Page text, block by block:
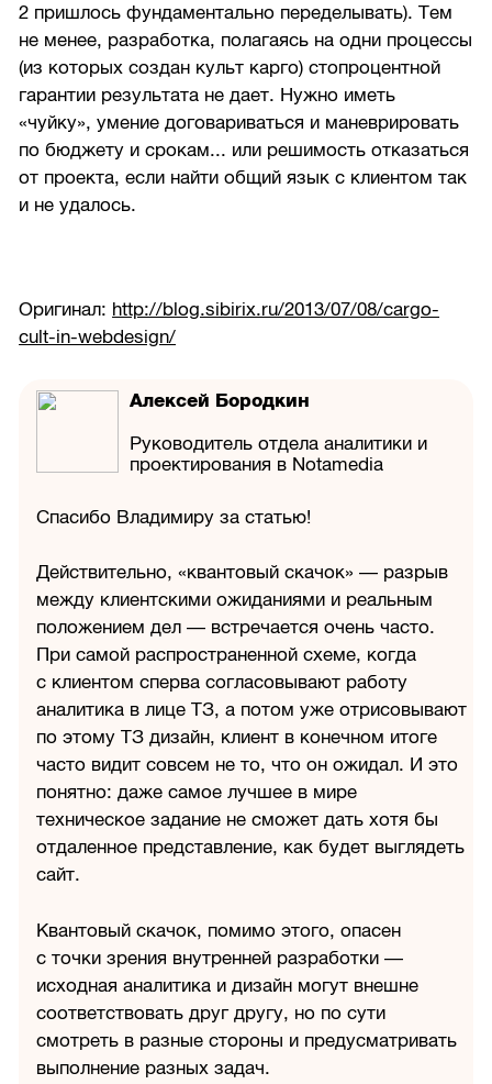
2 пришлось фундаментально переделывать). Тем
не менее, разработка, полагаясь на одни процессы
(из которых создан культ карго) стопроцентной
гарантии результата не дает. Нужно иметь
«чуйку», умение договариваться и маневрировать
по бюджету и срокам... или решимость отказаться
от проекта, если найти общий язык с клиентом так
и не удалось.
Оригинал: http://blog.sibirix.ru/2013/07/08/cargo-
cult-in-webdesign/
Алексей Бородкин
Руководитель отдела аналитики и
проектирования в Notamedia
Спасибо Владимиру за статью!
Действительно, «квантовый скачок» — разрыв
между клиентскими ожиданиями и реальным
положением дел — встречается очень часто.
При самой распространенной схеме, когда
с клиентом сперва согласовывают работу
аналитика в лице ТЗ, а потом уже отрисовывают
по этому ТЗ дизайн, клиент в конечном итоге
часто видит совсем не то, что он ожидал. И это
понятно: даже самое лучшее в мире
техническое задание не сможет дать хотя бы
отдаленное представление, как будет выглядеть
сайт.
Квантовый скачок, помимо этого, опасен
с точки зрения внутренней разработки —
исходная аналитика и дизайн могут внешне
соответствовать друг другу, но по сути
смотреть в разные стороны и предусматривать
выполнение разных задач.